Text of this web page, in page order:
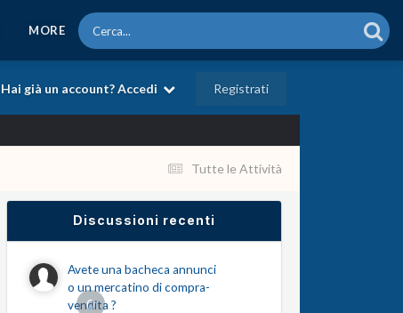
MORE
Hai già un account? Accedi Registrati
Tutte le Attività
Discussioni recenti
0
Avete una bacheca annunci
o un mercatino di compra-
vendita ?